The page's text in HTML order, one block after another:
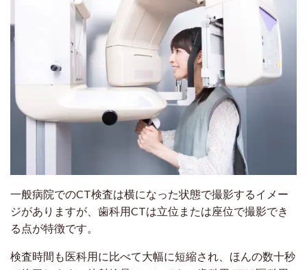
一般病院でのCT検査は横になった状態で撮影するイメー
ジがありますが、歯科用CTは立位または座位で撮影でき
る点が特徴です。
検査時間も医科用に比べて大幅に短縮され、ほんの数十秒